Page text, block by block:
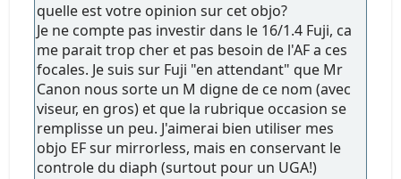
quelle est votre opinion sur cet objo?
Je ne compte pas investir dans le 16/1.4 Fuji, ca
me parait trop cher et pas besoin de l'AF a ces
focales. Je suis sur Fuji "en attendant" que Mr
Canon nous sorte un M digne de ce nom (avec
viseur, en gros) et que la rubrique occasion se
remplisse un peu. J'aimerai bien utiliser mes
objo EF sur mirrorless, mais en conservant le
controle du diaph (surtout pour un UGA!)